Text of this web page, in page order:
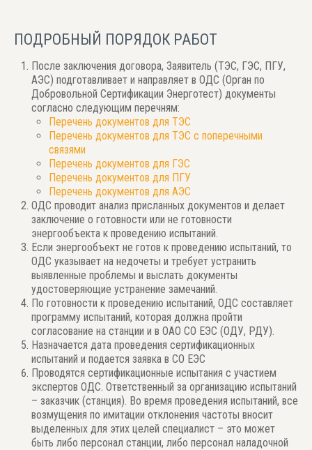
ПОДРОБНЫЙ ПОРЯДОК РАБОТ
После заключения договора, Заявитель (ТЭС, ГЭС, ПГУ,
АЭС) подготавливает и направляет в ОДС (Орган по
Добровольной Сертификации Энерготест) документы
согласно следующим перечням:
Перечень документов для ТЭС
Перечень документов для ТЭС с поперечными
связями
Перечень документов для ГЭС
Перечень документов для ПГУ
Перечень документов для АЭС
ОДС проводит анализ присланных документов и делает
заключение о готовности или не готовности
энергообъекта к проведению испытаний.
Если энергообъект не готов к проведению испытаний, то
ОДС указывает на недочеты и требует устранить
выявленные проблемы и выслать документы
удостоверяющие устранение замечаний.
По готовности к проведению испытаний, ОДС составляет
программу испытаний, которая должна пройти
согласование на станции и в ОАО СО ЕЭС (ОДУ, РДУ).
Назначается дата проведения сертификационных
испытаний и подается заявка в СО ЕЭС
Проводятся сертификационные испытания с участием
экспертов ОДС. Ответственный за организацию испытаний
– заказчик (станция). Во время проведения испытаний, все
возмущения по имитации отклонения частоты вносит
выделенных для этих целей специалист – это может
быть либо персонал станции, либо персонал наладочной